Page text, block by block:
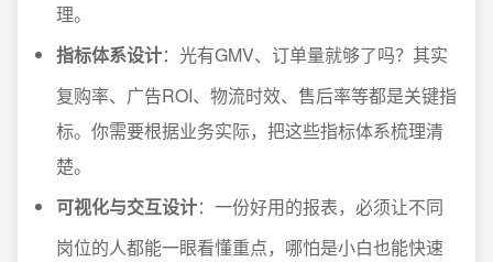
理。
指标体系设计：光有GMV、订单量就够了吗？其实
复购率、广告ROI、物流时效、售后率等都是关键指
标。你需要根据业务实际，把这些指标体系梳理清
楚。
可视化与交互设计：一份好用的报表，必须让不同
岗位的人都能一眼看懂重点，哪怕是小白也能快速